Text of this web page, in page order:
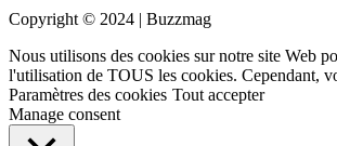
Copyright © 2024 | Buzzmag
Nous utilisons des cookies sur notre site Web
l'utilisation de TOUS les cookies. Cependant,
Paramètres des cookies Tout accepter
Manage consent